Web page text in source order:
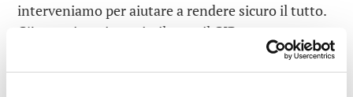
interveniamo per aiutare a rendere sicuro il tutto.
C’è una situazione simile con il CIP, ma per una
ragione diversa: per esempio, i sistemi di
automazione industriale legacy si stanno